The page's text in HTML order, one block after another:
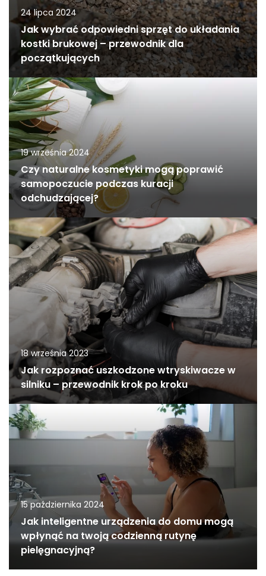
24 lipca 2024
Jak wybrać odpowiedni sprzęt do układania
kostki brukowej – przewodnik dla
początkujących
19 września 2024
Czy naturalne kosmetyki mogą poprawić
samopoczucie podczas kuracji
odchudzającej?
18 września 2023
Jak rozpoznać uszkodzone wtryskiwacze w
silniku – przewodnik krok po kroku
15 października 2024
Jak inteligentne urządzenia do domu mogą
wpłynąć na twoją codzienną rutynę
pielęgnacyjną?